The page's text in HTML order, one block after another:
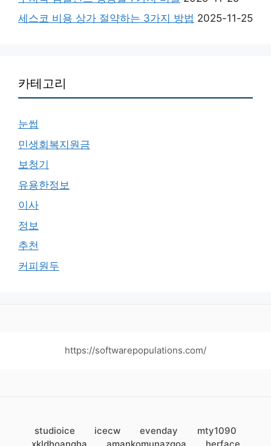
세스코 비용 상가 절약하는 3가지 방법 2025-11-25
카테고리
눈썹
민생회복지원금
보청기
유용한정보
이사
정보
추천
커피원두
https://softwarepopulations.com/
studioice icecw evenday
mty1090